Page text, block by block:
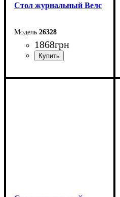
Стол журнальный Велс
26328
1868грн
Ширина: 89,6 см